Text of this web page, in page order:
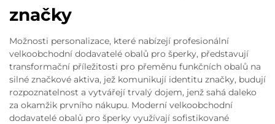
značky
Možnosti personalizace, které nabízejí profesionální
velkoobchodní dodavatelé obalů pro šperky, představují
transformační příležitosti pro přeměnu funkčních obalů na
silné značkové aktiva, jež komunikují identitu značky, budují
rozpoznatelnost a vytvářejí trvalý dojem, jenž sahá daleko
za okamžik prvního nákupu. Moderní velkoobchodní
dodavatelé obalů pro šperky využívají sofistikované